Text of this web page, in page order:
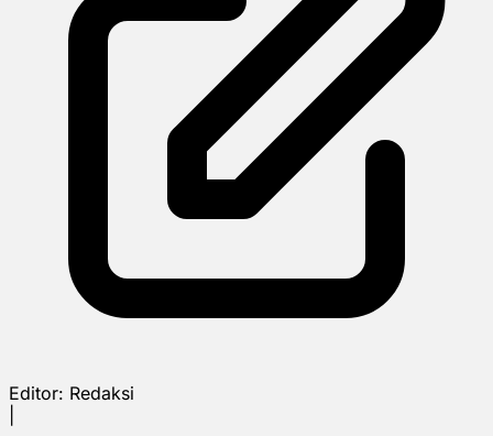
Editor: Redaksi